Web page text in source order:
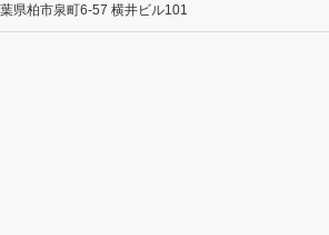
県柏市泉町6-57 横井ビル101